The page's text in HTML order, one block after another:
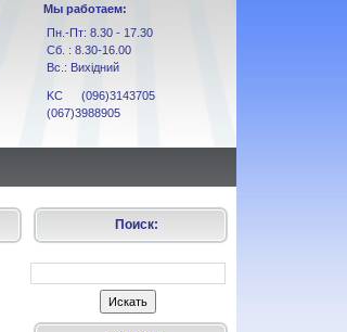
Мы работаем:
Пн.-Пт: 8.30 - 17.30
Сб. : 8.30-16.00
Вс.: Вихідний
KC (096)3143705
(067)3988905
Поиск: